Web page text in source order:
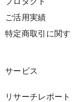
ご活用実績
特定商取引に関
サービス
リサーチレポート